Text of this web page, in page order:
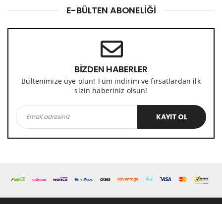
E-BÜLTEN ABONELIĞI
BİZDEN HABERLER
Bültenimize üye olun! Tüm indirim ve fırsatlardan ilk
sizin haberiniz olsun!
KAYIT OL